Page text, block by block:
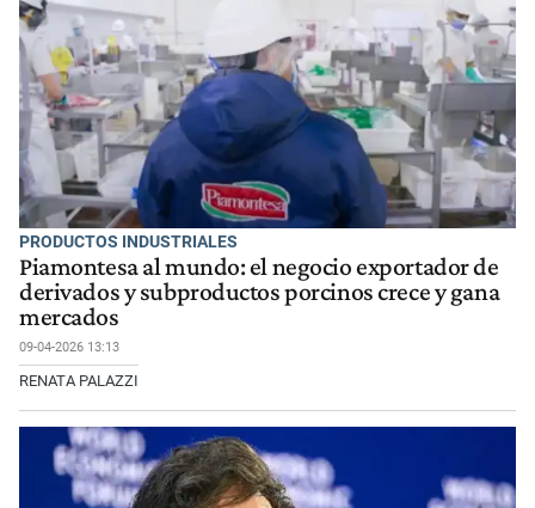
PRODUCTOS INDUSTRIALES
Piamontesa al mundo: el negocio exportador de
derivados y subproductos porcinos crece y gana
mercados
09-04-2026 13:13
RENATA PALAZZI